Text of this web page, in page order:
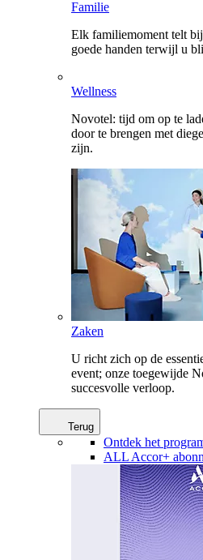
Familie
Elk familiemoment telt
goede handen terwijl u
Wellness
Novotel: tijd om op te
door te brengen met
zijn.
Zaken
U richt zich op de
event; onze toegewijde
succesvolle verloop.
Terug
Ontdek het
ALL Accor+